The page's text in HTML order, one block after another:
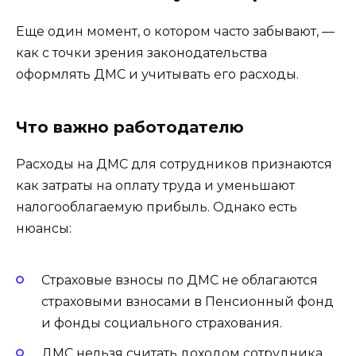
Еще один момент, о котором часто забывают, —
как с точки зрения законодательства
оформлять ДМС и учитывать его расходы.
Что важно работодателю
Расходы на ДМС для сотрудников признаются
как затраты на оплату труда и уменьшают
налогооблагаемую прибыль. Однако есть
нюансы:
Страховые взносы по ДМС не облагаются
страховыми взносами в Пенсионный фонд
и фонды социального страхования.